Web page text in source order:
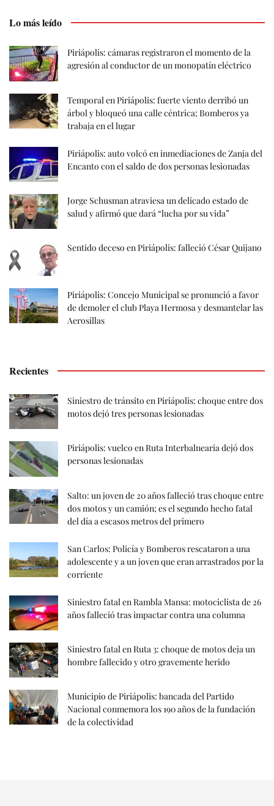
Lo más leído
Piriápolis: cámaras registraron el momento de la
agresión al conductor de un monopatín eléctrico
Temporal en Piriápolis: fuerte viento derribó un
árbol y bloqueó una calle céntrica; Bomberos ya
trabaja en el lugar
Piriápolis: auto volcó en inmediaciones de Zanja del
Encanto con el saldo de dos personas lesionadas
Jorge Schusman atraviesa un delicado estado de
salud y afirmó que dará “lucha por su vida”
Sentido deceso en Piriápolis: falleció César Quijano
Piriápolis: Concejo Municipal se pronunció a favor
de demoler el club Playa Hermosa y desmantelar las
Aerosillas
Recientes
Siniestro de tránsito en Piriápolis: choque entre dos
motos dejó tres personas lesionadas
Piriápolis: vuelco en Ruta Interbalnearia dejó dos
personas lesionadas
Salto: un joven de 20 años falleció tras choque entre
dos motos y un camión; es el segundo hecho fatal
del día a escasos metros del primero
San Carlos: Policía y Bomberos rescataron a una
adolescente y a un joven que eran arrastrados por la
corriente
Siniestro fatal en Rambla Mansa: motociclista de 26
años falleció tras impactar contra una columna
Siniestro fatal en Ruta 3: choque de motos deja un
hombre fallecido y otro gravemente herido
Municipio de Piriápolis: bancada del Partido
Nacional conmemora los 190 años de la fundación
de la colectividad